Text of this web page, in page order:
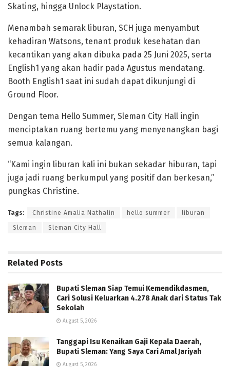
Skating, hingga Unlock Playstation.
Menambah semarak liburan, SCH juga menyambut
kehadiran Watsons, tenant produk kesehatan dan
kecantikan yang akan dibuka pada 25 Juni 2025, serta
English1 yang akan hadir pada Agustus mendatang.
Booth English1 saat ini sudah dapat dikunjungi di
Ground Floor.
Dengan tema Hello Summer, Sleman City Hall ingin
menciptakan ruang bertemu yang menyenangkan bagi
semua kalangan.
“Kami ingin liburan kali ini bukan sekadar hiburan, tapi
juga jadi ruang berkumpul yang positif dan berkesan,”
pungkas Christine.
Tags: Christine Amalia Nathalin hello summer liburan
Sleman Sleman City Hall
Related Posts
Bupati Sleman Siap Temui Kemendikdasmen,
Cari Solusi Keluarkan 4.278 Anak dari Status Tak
Sekolah
August 5, 2026
Tanggapi Isu Kenaikan Gaji Kepala Daerah,
Bupati Sleman: Yang Saya Cari Amal Jariyah
August 5, 2026